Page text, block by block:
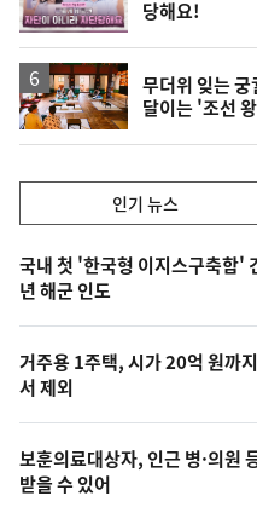
상
당해요!
무더위 잊는
달이는 '조선
기,
최
신,
늘
의
영
상
인기 뉴스
기
뉴
스
국내 첫 '한국형 이지스구축함
년 해군 인도
거주용 1주택, 시가 20억 원까
서 제외
보훈의료대상자, 인근 병·의원
받을 수 있어